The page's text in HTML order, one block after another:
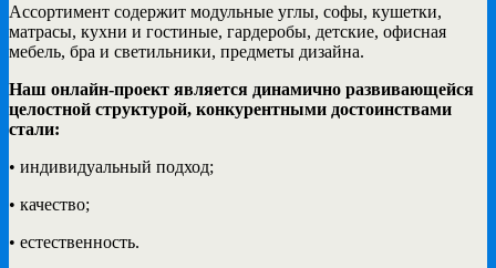
Ассортимент содержит модульные углы, софы, кушетки,
матрасы, кухни и гостиные, гардеробы, детские, офисная
мебель, бра и светильники, предметы дизайна.
Наш онлайн-проект является динамично развивающейся
целостной структурой, конкурентными достоинствами
стали:
• индивидуальный подход;
• качество;
• естественность.